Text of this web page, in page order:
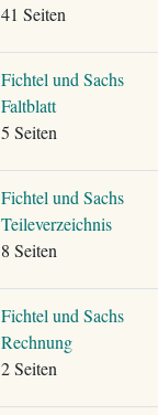
41 Seiten
Fichtel und Sachs
Faltblatt
5 Seiten
Fichtel und Sachs
Teileverzeichnis
8 Seiten
Fichtel und Sachs
Rechnung
2 Seiten